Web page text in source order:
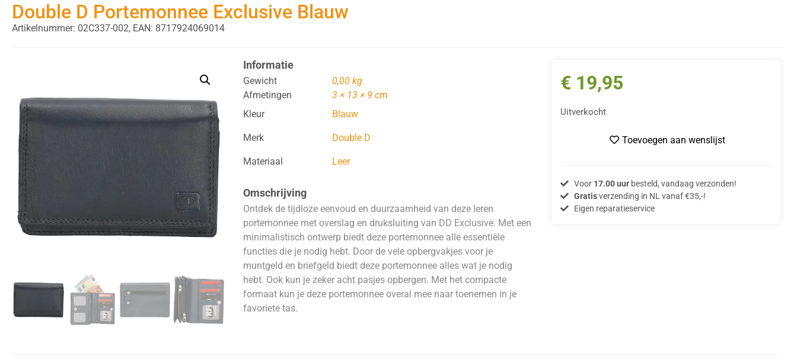
Double D Portemonnee Exclusive Blauw
Artikelnummer: 02C337-002, EAN: 8717924069014
Informatie
Gewicht
0,00 kg
Afmetingen
3 × 13 × 9 cm
Kleur
Blauw
Merk Double D
Materiaal Leer
Omschrijving
Ontdek de tijdloze eenvoud en duurzaamheid van deze leren
portemonnee met overslag en druksluiting van DD Exclusive. Met een
minimalistisch ontwerp biedt deze portemonnee alle essentiële
functies die je nodig hebt. Door de vele opbergvakjes voor je
muntgeld en briefgeld biedt deze portemonnee alles wat je nodig
hebt. Ook kun je zeker acht pasjes opbergen. Met het compacte
formaat kun je deze portemonnee overal mee naar toenemen in je
favoriete tas.
€ 19,95
Uitverkocht
Toevoegen aan wenslijst
Voor 17.00 uurbesteld, vandaag verzonden!
Gratisverzending in NL vanaf €35,-!
Eigen reparatieservice